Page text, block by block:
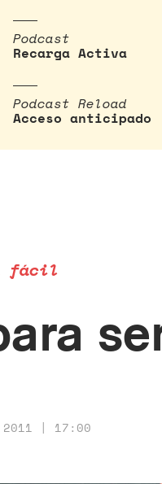
Podcast
Recarga Activa
Podcast Reload
Acceso anticipado
fácil
2011 | 17:00